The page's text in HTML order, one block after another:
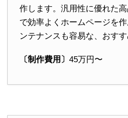
作します。汎用性に優れた
で効率よくホームページを
ンテナンスも容易な、おすす
〔制作費用〕 45万円〜